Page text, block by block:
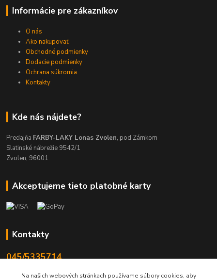
Informácie pre zákazníkov
O nás
Ako nakupovať
Obchodné podmienky
Dodacie podmienky
Ochrana súkromia
Kontakty
Kde nás nájdete?
Predajňa FARBY-LAKY Lonas Zvolen, pod Zámkom
Slatinské nábrežie 9542/1
Zvolen, 96001
Akceptujeme tieto platobné karty
Kontakty
045/5335714
Na našich webových stránkach používame súbory cookies, aby